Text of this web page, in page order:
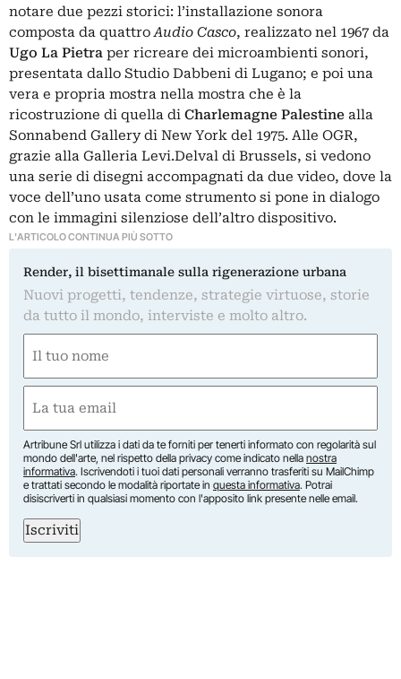
notare due pezzi storici: l’installazione sonora
composta da quattroAudio Casco, realizzato nel 1967 da
Ugo La Pietra per ricreare dei microambienti sonori,
presentata dallo Studio Dabbeni di Lugano; e poi una
vera e propria mostra nella mostra che è la
ricostruzione di quella di Charlemagne Palestine alla
Sonnabend Gallery di New York del 1975. Alle OGR,
grazie alla Galleria Levi.Delval di Brussels, si vedono
una serie di disegni accompagnati da due video, dove la
voce dell’uno usata come strumento si pone in dialogo
con le immagini silenziose dell’altro dispositivo.
L'ARTICOLO CONTINUA PIÙ SOTTO
Render, il bisettimanale sulla rigenerazione urbana
Nuovi progetti, tendenze, strategie virtuose, storie
da tutto il mondo, interviste e molto altro.
(Obbligatorio)
Nome
(Obbligatorio)
Artribune Srl utilizza i dati da te forniti per tenerti informato con regolarità sul
mondo dell'arte, nel rispetto della privacy come indicato nella nostra
informativa. Iscrivendoti i tuoi dati personali verranno trasferiti su MailChimp
e trattati secondo le modalità riportate in questa informativa. Potrai
disiscriverti in qualsiasi momento con l'apposito link presente nelle email.
Iscriviti